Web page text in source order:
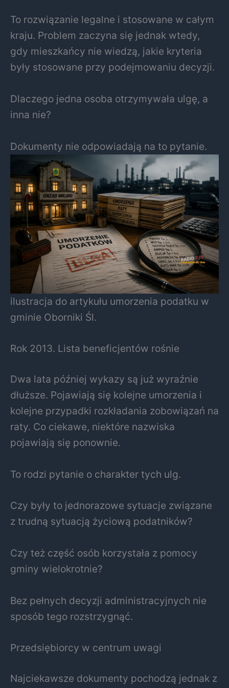
To rozwiązanie legalne i stosowane w całym
kraju. Problem zaczyna się jednak wtedy,
gdy mieszkańcy nie wiedzą, jakie kryteria
były stosowane przy podejmowaniu decyzji.
Dlaczego jedna osoba otrzymywała ulgę, a
inna nie?
Dokumenty nie odpowiadają na to pytanie.
ilustracja do artykułu umorzenia podatku w
gminie Oborniki Śl.
Rok 2013. Lista beneficjentów rośnie
Dwa lata później wykazy są już wyraźnie
dłuższe. Pojawiają się kolejne umorzenia i
kolejne przypadki rozkładania zobowiązań na
raty. Co ciekawe, niektóre nazwiska
pojawiają się ponownie.
To rodzi pytanie o charakter tych ulg.
Czy były to jednorazowe sytuacje związane
z trudną sytuacją życiową podatników?
Czy też część osób korzystała z pomocy
gminy wielokrotnie?
Bez pełnych decyzji administracyjnych nie
sposób tego rozstrzygnąć.
Przedsiębiorcy w centrum uwagi
Najciekawsze dokumenty pochodzą jednak z